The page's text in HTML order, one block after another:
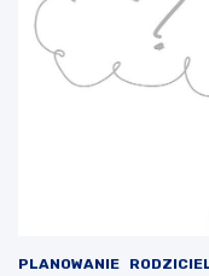
PLANOWANIE